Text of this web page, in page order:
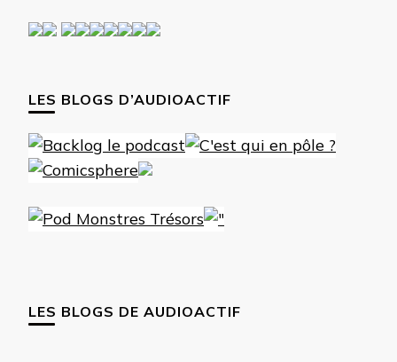
LES BLOGS D’AUDIOACTIF
LES BLOGS DE AUDIOACTIF